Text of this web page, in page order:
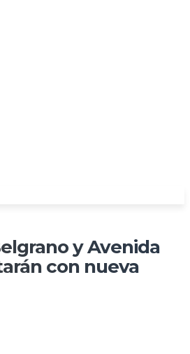
y Avenida
con nueva